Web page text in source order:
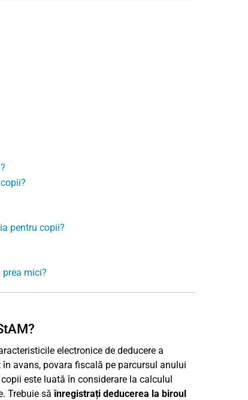
pentru copii?
mici?
electronice de deducere a
avans, povara fiscală pe parcursul anului
este luată în considerare la calculul
Trebuie săînregistrați deducerea la biroul